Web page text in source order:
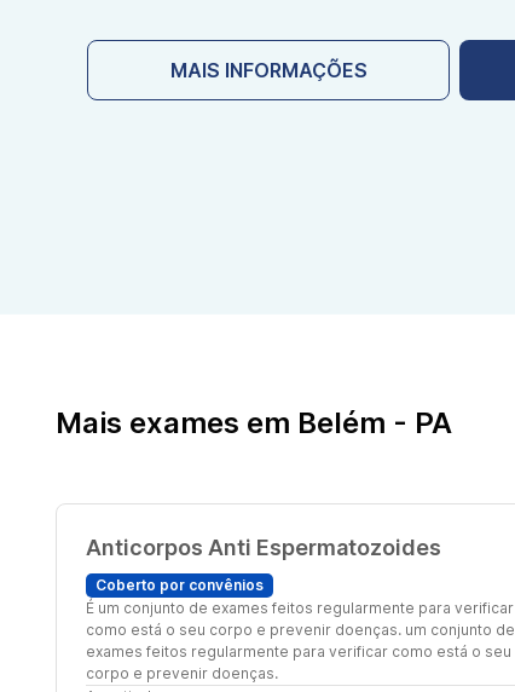
MAIS INFORMAÇÕES
Mais exames em Belém - PA
Anticorpos Anti Espermatozoides
Coberto por convênios
É um conjunto de exames feitos regularmente para verificar
como está o seu corpo e prevenir doenças. um conjunto de
exames feitos regularmente para verificar como está o seu
corpo e prevenir doenças.